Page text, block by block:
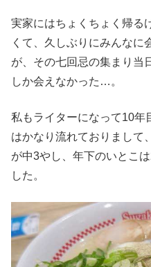
実家にはちょくちょく帰る
くて、久しぶりにみんなに
が、その七回忌の集まり当
しか会えなかった…。
私もライターになって10年
はかなり流れておりまして
が中3やし、年下のいとこ
した。